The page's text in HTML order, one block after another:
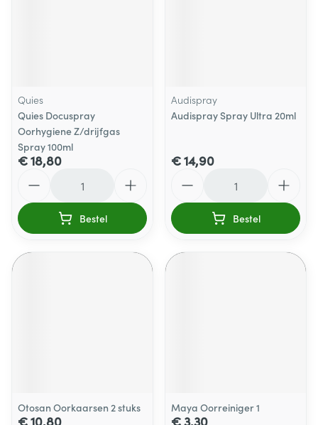
Quies
Quies Docuspray
Oorhygiene Z/drijfgas
Spray 100ml
€ 18,80
Bestel
Audispray
Audispray Spray Ultra 20ml
€ 14,90
Bestel
Otosan Oorkaarsen 2 stuks
€ 10,80
Maya Oorreiniger 1
€ 3,30